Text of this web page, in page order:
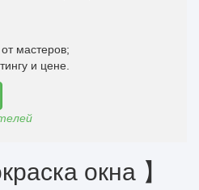
мастеров;
и цене.
окна 】